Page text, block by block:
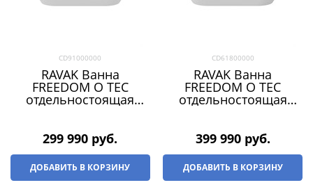
CD91000000
RAVAK Ванна
FREEDOM O TEC
отдельностоящая
БЕЛЫЙ)
299 990 руб.
ДОБАВИТЬ В КОРЗИНУ
CD61800000
RAVAK Ванна
FREEDOM O TEC
отдельностоящая
перелив - БЕЛЫЙ)
399 990 руб.
ДОБАВИТЬ В КОРЗИНУ